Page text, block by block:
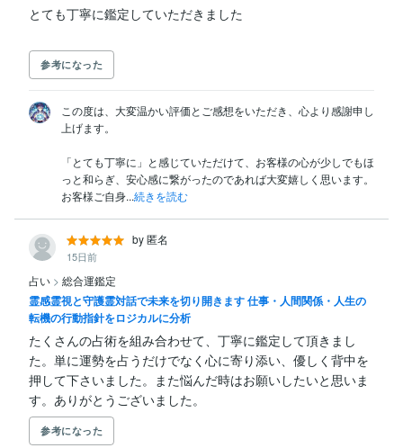
参考になった
この度は、大変温かい評価とご感想をいただき、心より感謝申し
上げます。
「とても丁寧に」と感じていただけて、お客様の心が少しでもほ
っと和らぎ、安心感に繋がったのであれば大変嬉しく思います。
お客様ご自身...続きを読む
by 匿名
15日前
占い > 総合運鑑定
霊感霊視と守護霊対話で未来を切り開きます 仕事・人間関係・人生の
転機の行動指針をロジカルに分析
たくさんの占術を組み合わせて、丁寧に鑑定して頂きまし
た。単に運勢を占うだけでなく心に寄り添い、優しく背中を
押して下さいました。また悩んだ時はお願いしたいと思いま
す。ありがとうございました。
参考になった